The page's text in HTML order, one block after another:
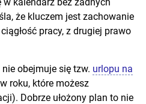
że kluczem jest zachowanie
pracy, z drugiej prawo
obejmuje się tzw. urlopu na
roku, które możesz
Dobrze ułożony plan to nie